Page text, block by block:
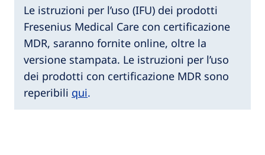
Le istruzioni per l’uso (IFU) dei prodotti
Fresenius Medical Care con certificazione
MDR, saranno fornite online, oltre la
versione stampata. Le istruzioni per l’uso
dei prodotti con certificazione MDR sono
reperibili qui.